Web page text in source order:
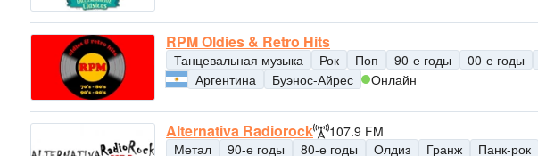
RPM Oldies & Retro Hits
Танцевальная музыка Рок Поп 90-е годы 00-е годы
Аргентина
Буэнос-Айрес Онлайн
Alternativa Radiorock
107.9 FM
Метал
90-е годы 80-е годы Олдиз Гранж Панк-рок